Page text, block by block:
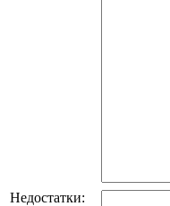
Недостатки: